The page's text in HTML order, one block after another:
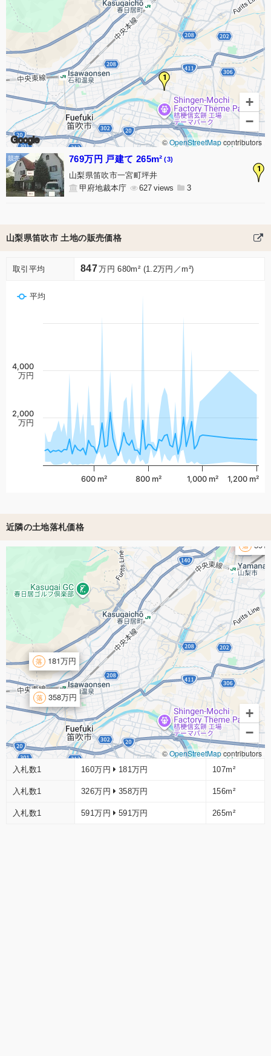
1
Google
+
−
©OpenStreetMapcontributors
1
769万円 戸建て 265m² (3)
山梨県笛吹市一宮町坪井
甲府地裁本庁
627 3
山梨県笛吹市 土地の販売価格
取引平均 847万円 680m² (1.2万円／m²)
平均
600 m² 800 m² 1,000 m² 1,200 m²
2,000
万円
4,000
万円
近隣の土地落札価格
591
358万円
181万円
+
−
©OpenStreetMapcontributors
入札数1 160万円 181万円 107m²
入札数1 326万円 358万円 156m²
入札数1 591万円 591万円 265m²